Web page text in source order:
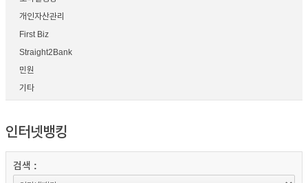
개인자산관리
First Biz
Straight2Bank
민원
기타
인터넷뱅킹
검색 :